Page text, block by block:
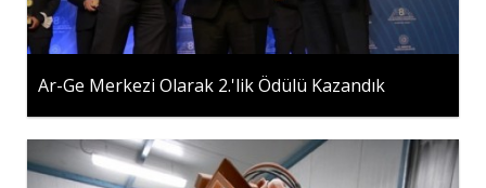
Ar-Ge Merkezi Olarak 2.'lik Ödülü Kazandık